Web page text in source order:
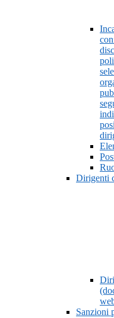
Dirigenti
Sanzioni